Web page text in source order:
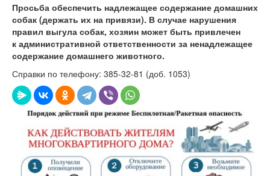
Просьба обеспечить надлежащее содержание домашних
собак (держать их на привязи). В случае нарушения
правил выгула собак, хозяин может быть привлечен
к административной ответственности за ненадлежащее
содержание домашнего животного.
Справки по телефону: 385-32-81 (доб. 1053)